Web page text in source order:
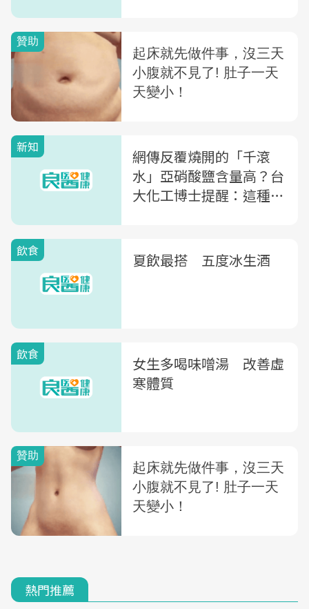
新知
網傳反覆燒開的「千滾
水」亞硝酸鹽含量高？台
大化工博士提醒：這種熱
飲食 夏飲最搭 五度冰生酒
飲食
女生多喝味噌湯 改善虛
寒體質
熱門推薦